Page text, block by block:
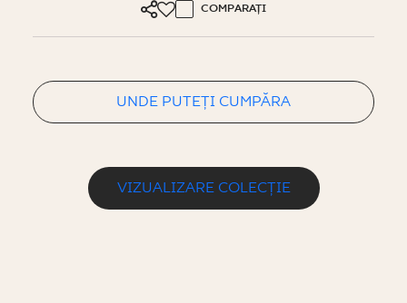
COMPARAȚI
UNDE PUTEȚI CUMPĂRA
VIZUALIZARE COLECȚIE